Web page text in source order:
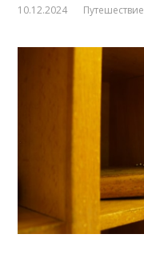
10.12.2024 Путешествие